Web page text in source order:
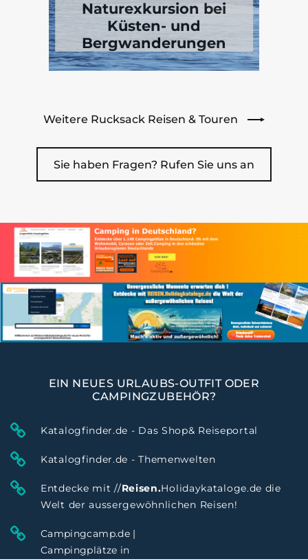
Naturexkursion bei
Küsten- und
Bergwanderungen
Weitere Rucksack Reisen & Touren
Sie haben Fragen? Rufen Sie uns an
EIN NEUES URLAUBS-OUTFIT ODER
CAMPINGZUBEHÖR?
Katalogfinder.de - Das Shop& Reiseportal
Katalogfinder.de - Themenwelten
Entdecke mit //Reisen.Holidaykataloge.de die
Welt der aussergewöhnlichen Reisen!
Campingcamp.de |
Campingplätze in